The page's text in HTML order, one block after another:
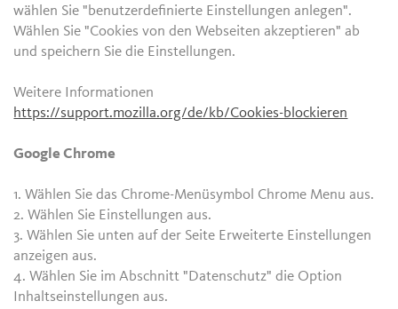
wählen Sie "benutzerdefinierte Einstellungen anlegen".
Wählen Sie "Cookies von den Webseiten akzeptieren" ab
und speichern Sie die Einstellungen.
Weitere Informationen
https://support.mozilla.org/de/kb/Cookies-blockieren
Google Chrome
1. Wählen Sie das Chrome-Menüsymbol Chrome Menu aus.
2. Wählen Sie Einstellungen aus.
3. Wählen Sie unten auf der Seite Erweiterte Einstellungen
anzeigen aus.
4. Wählen Sie im Abschnitt "Datenschutz" die Option
Inhaltseinstellungen aus.